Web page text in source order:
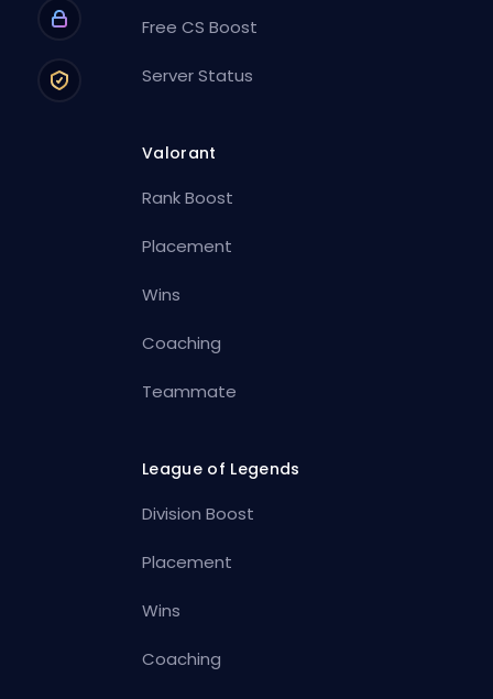
Free CS Boost
Server Status
Valorant
Rank Boost
Placement
Wins
Coaching
Teammate
League of Legends
Division Boost
Placement
Wins
Coaching